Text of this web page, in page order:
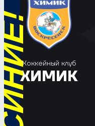
Хоккейный клуб
ХИМИК